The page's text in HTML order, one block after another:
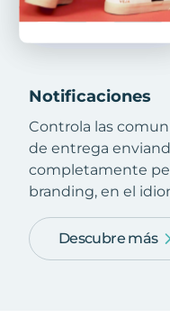
Notificaciones
Controla las
de entrega
completamente
branding, en el
Descubre más